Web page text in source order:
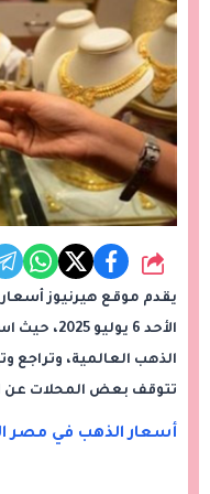
شارك
يقدم موقع هيرنيوز
الأحد 6
الذهب العالمية، وتراجع
تتوقف بعض المحلات عن
أسعار الذهب في مصر